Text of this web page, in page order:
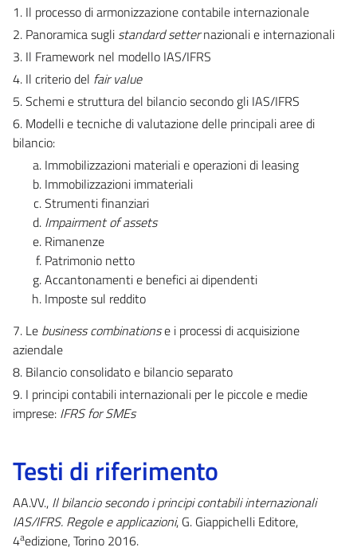
1. Il processo di armonizzazione contabile internazionale
2. Panoramica sugli standard setternazionali e internazionali
3. Il Framework nel modello IAS/IFRS
4. Il criterio del fair value
5. Schemi e struttura del bilancio secondo gli IAS/IFRS
6. Modelli e tecniche di valutazione delle principali aree di
bilancio:
Immobilizzazioni materiali e operazioni di leasing
Immobilizzazioni immateriali
Strumenti finanziari
Impairment of assets
Rimanenze
Patrimonio netto
Accantonamenti e benefici ai dipendenti
Imposte sul reddito
7. Le business combinationse i processi di acquisizione
aziendale
8. Bilancio consolidato e bilancio separato
9. I principi contabili internazionali per le piccole e medie
imprese: IFRS for SMEs
Testi di riferimento
AA.VV., Il bilancio secondo i principi contabili internazionali
IAS/IFRS. Regole e applicazioni, G. Giappichelli Editore,
4aedizione, Torino 2016.